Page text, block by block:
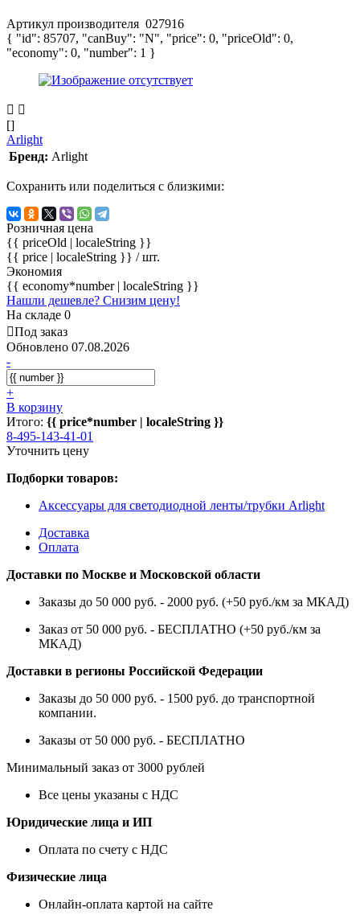
Артикул производителя 027916
{ "id": 85707, "canBuy": "N", "price": 0, "priceOld": 0,
"economy": 0, "number": 1 }
[]
Arlight
Бренд: Arlight
Сохранить или поделиться с близкими:
Розничная цена
{{ priceOld | localeString }}
{{ price | localeString }} / шт.
Экономия
{{ economy*number | localeString }}
Нашли дешевле? Снизим цену!
На складе 0
Под заказ
Обновлено 07.08.2026
-
+
В корзину
Итого: {{ price*number | localeString }}
8-495-143-41-01
Уточнить цену
Подборки товаров:
Аксессуары для светодиодной ленты/трубки Arlight
Доставка
Оплата
Доставки по Москве и Московской области
Заказы до 50 000 руб. - 2000 руб. (+50 руб./км за МКАД)
Заказ от 50 000 руб. - БЕСПЛАТНО (+50 руб./км за
МКАД)
Доставки в регионы Российской Федерации
Заказы до 50 000 руб. - 1500 руб. до транспортной
компании.
Заказы от 50 000 руб. - БЕСПЛАТНО
Минимальный заказ от 3000 рублей
Все цены указаны с НДС
Юридические лица и ИП
Оплата по счету с НДС
Физические лица
Онлайн-оплата картой на сайте